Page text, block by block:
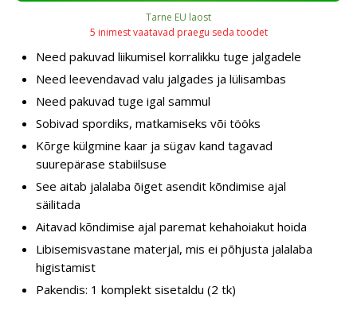
Tarne EU laost
5 inimest vaatavad praegu seda toodet
Need pakuvad liikumisel korralikku tuge jalgadele
Need leevendavad valu jalgades ja lülisambas
Need pakuvad tuge igal sammul
Sobivad spordiks, matkamiseks või tööks
Kõrge külgmine kaar ja sügav kand tagavad
suurepärase stabiilsuse
See aitab jalalaba õiget asendit kõndimise ajal
säilitada
Aitavad kõndimise ajal paremat kehahoiakut hoida
Libisemisvastane materjal, mis ei põhjusta jalalaba
higistamist
Pakendis: 1 komplekt sisetaldu (2 tk)